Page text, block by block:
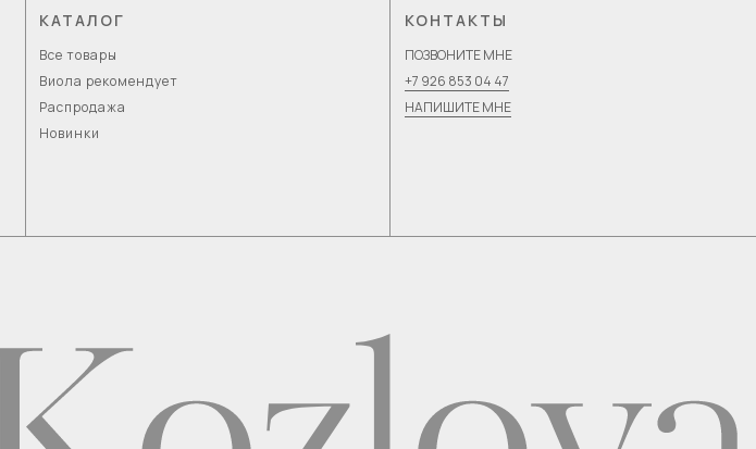
КАТАЛОГ
ПОЗВОНИТЕ МНЕ
+7 926 853 04 47
НАПИШИТЕ МНЕ
КОНТАКТЫ
Все товары
Виола рекомендует
Распродажа
Новинки